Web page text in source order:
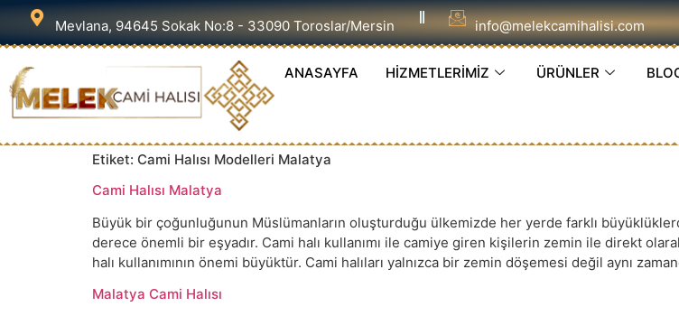
Mevlana, 94645 Sokak No:8 - 33090 Toroslar/Mersin info@melekcamihalisi.com
ANASAYFA HİZMETLERİMİZ ÜRÜNLER
Etiket: Cami Halısı Modelleri Malatya
Cami Halısı Malatya
Büyük bir çoğunluğunun Müslümanların oluşturduğu ülkemizde her yerde farklı
derece önemli bir eşyadır. Cami halı kullanımı ile camiye giren kişilerin zemin ile direkt
halı kullanımının önemi büyüktür. Cami halıları yalnızca bir zemin döşemesi değil aynı
Malatya Cami Halısı